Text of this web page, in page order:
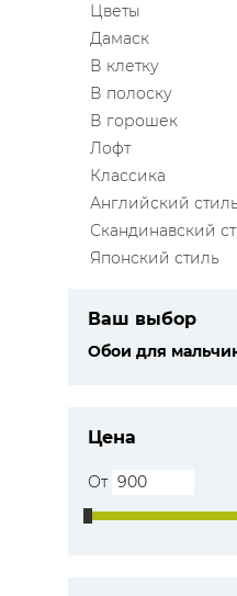
Цветы
Дамаск
В клетку
В полоску
В горошек
Лофт
Классика
Английский
Скандинавский
Японский стиль
Ваш выбор
Обои для
Цена
От